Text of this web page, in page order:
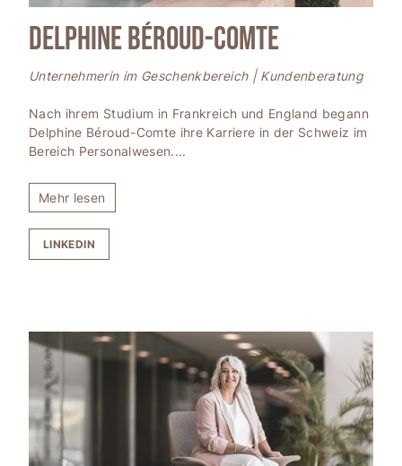
Delphine Béroud-Comte
Unternehmerin im Geschenkbereich | Kundenberatung
Nach ihrem Studium in Frankreich und England begann
Delphine Béroud-Comte ihre Karriere in der Schweiz im
Bereich Personalwesen....
Mehr lesen
LINKEDIN